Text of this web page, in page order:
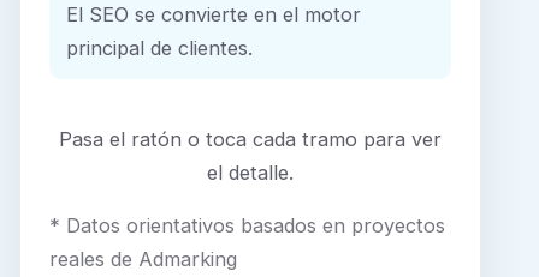
El SEO se convierte en el motor
principal de clientes.
Pasa el ratón o toca cada tramo para ver
el detalle.
* Datos orientativos basados en proyectos
reales de Admarking